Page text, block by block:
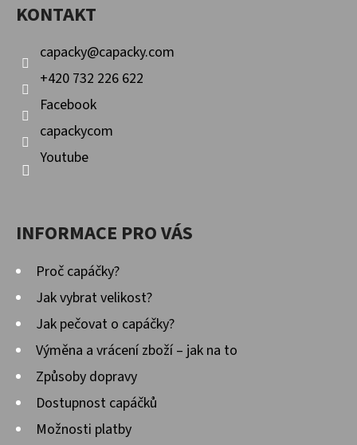
KONTAKT
capacky@capacky.com
+420 732 226 622
Facebook
capackycom
Youtube
INFORMACE PRO VÁS
Proč capáčky?
Jak vybrat velikost?
Jak pečovat o capáčky?
Výměna a vrácení zboží – jak na to
Způsoby dopravy
Dostupnost capáčků
Možnosti platby